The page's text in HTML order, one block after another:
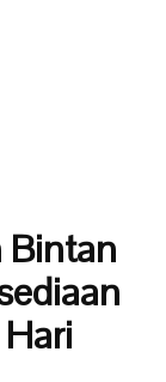
Bintan